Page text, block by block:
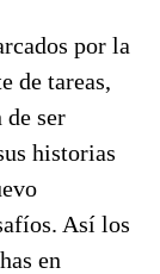
por la
de tareas,
ser
historias
Así los
en